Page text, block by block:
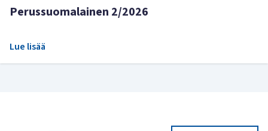
Perussuomalainen 2/2026
Lue lisää